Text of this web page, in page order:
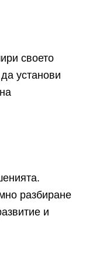
своето
установи
разбиране
и